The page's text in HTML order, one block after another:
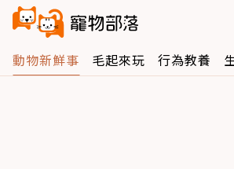
動物新鮮事 毛起來玩 行為教養